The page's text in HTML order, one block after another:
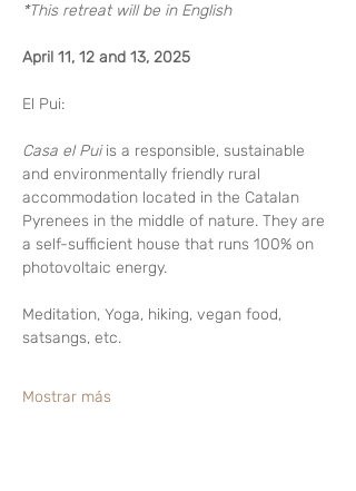
*This retreat will be in English
April 11, 12 and 13, 2025
El Pui:
Casa el Pui is a responsible, sustainable
and environmentally friendly rural
accommodation located in the Catalan
Pyrenees in the middle of nature. They are
a self-sufficient house that runs 100% on
photovoltaic energy.
Meditation, Yoga, hiking, vegan food,
satsangs, etc.
Mostrar más